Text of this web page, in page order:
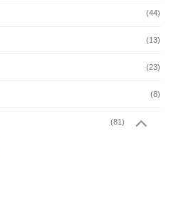
(44)
(13)
(23)
(8)
(81)